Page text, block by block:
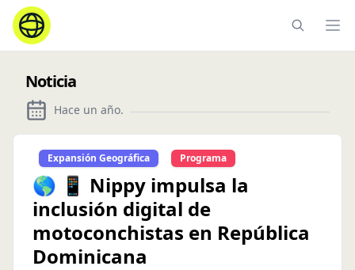
Noticia
Hace un año.
Expansión Geográfica Programa
🌎 📱 Nippy impulsa la
inclusión digital de
motoconchistas en República
Dominicana